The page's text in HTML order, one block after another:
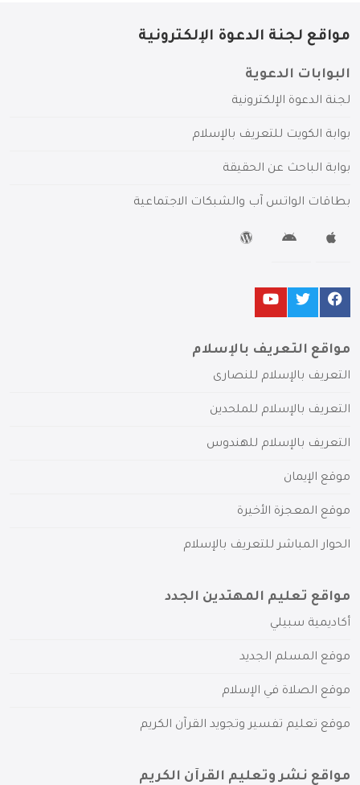
مواقع لجنة الدعوة الإلكترونية
البوابات الدعوية
لجنة الدعوة الإلكترونية
بوابة الكويت للتعريف بالإسلام
بوابة الباحث عن الحقيقة
بطاقات الواتس آب والشبكات الاجتماعية
مواقع التعريف بالإسلام
التعريف بالإسلام للنصارى
التعريف بالإسلام للملحدين
التعريف بالإسلام للهندوس
موقع الإيمان
موقع المعجزة الأخيرة
الحوار المباشر للتعريف بالإسلام
مواقع تعليم المهتدين الجدد
أكاديمية سبيلي
موقع المسلم الجديد
موقع الصلاة في الإسلام
موقع تعليم تفسير وتجويد القرآن الكريم
مواقع نشر وتعليم القرآن الكريم